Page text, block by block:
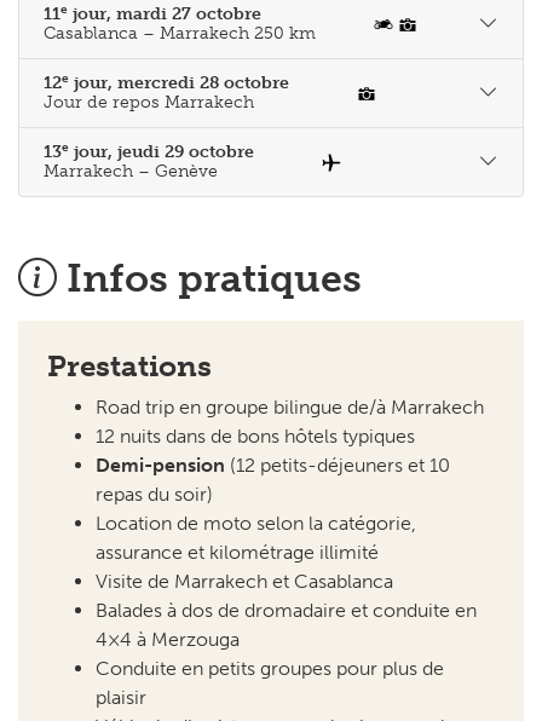
11e jour, mardi 27 octobre
Casablanca – Marrakech 250 km
12e jour, mercredi 28 octobre
Jour de repos Marrakech
13e jour, jeudi 29 octobre
Marrakech – Genève
Infos pratiques
Prestations
Road trip en groupe bilingue de/à Marrakech
12 nuits dans de bons hôtels typiques
Demi-pension (12 petits-déjeuners et 10
repas du soir)
Location de moto selon la catégorie,
assurance et kilométrage illimité
Visite de Marrakech et Casablanca
Balades à dos de dromadaire et conduite en
4×4 à Merzouga
Conduite en petits groupes pour plus de
plaisir